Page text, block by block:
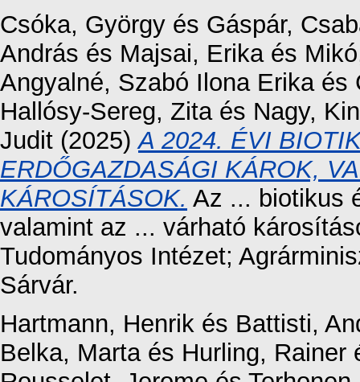
Csóka, György és Gáspár,
András és Majsai, Erikaés
Angyalné, Szabó Ilona Erikaés
Hallósy-Sereg, Zitaés Nagy,
Judit (2025)A 2024. ÉVI
ERDŐGAZDASÁGI KÁROK,
KÁROSÍTÁSOK. Az ... biotikus
valamint az ... várható
Tudományos Intézet;
Sárvár.
Hartmann, Henrik és Battisti,
Belka, Martaés Hurling, Rainer